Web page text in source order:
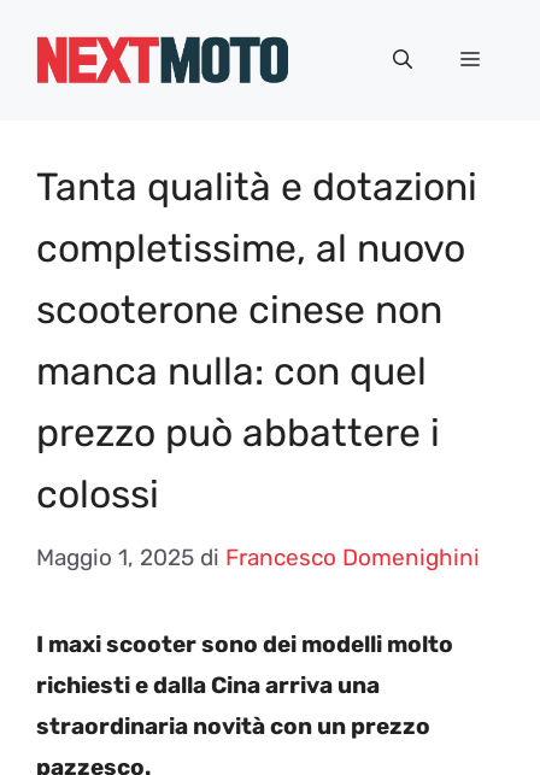
Menu
Tanta qualità e dotazioni
completissime, al nuovo
scooterone cinese non
manca nulla: con quel
prezzo può abbattere i
colossi
Maggio 1, 2025 di Francesco Domenighini
I maxi scooter sono dei modelli molto
richiesti e dalla Cina arriva una
straordinaria novità con un prezzo
pazzesco.